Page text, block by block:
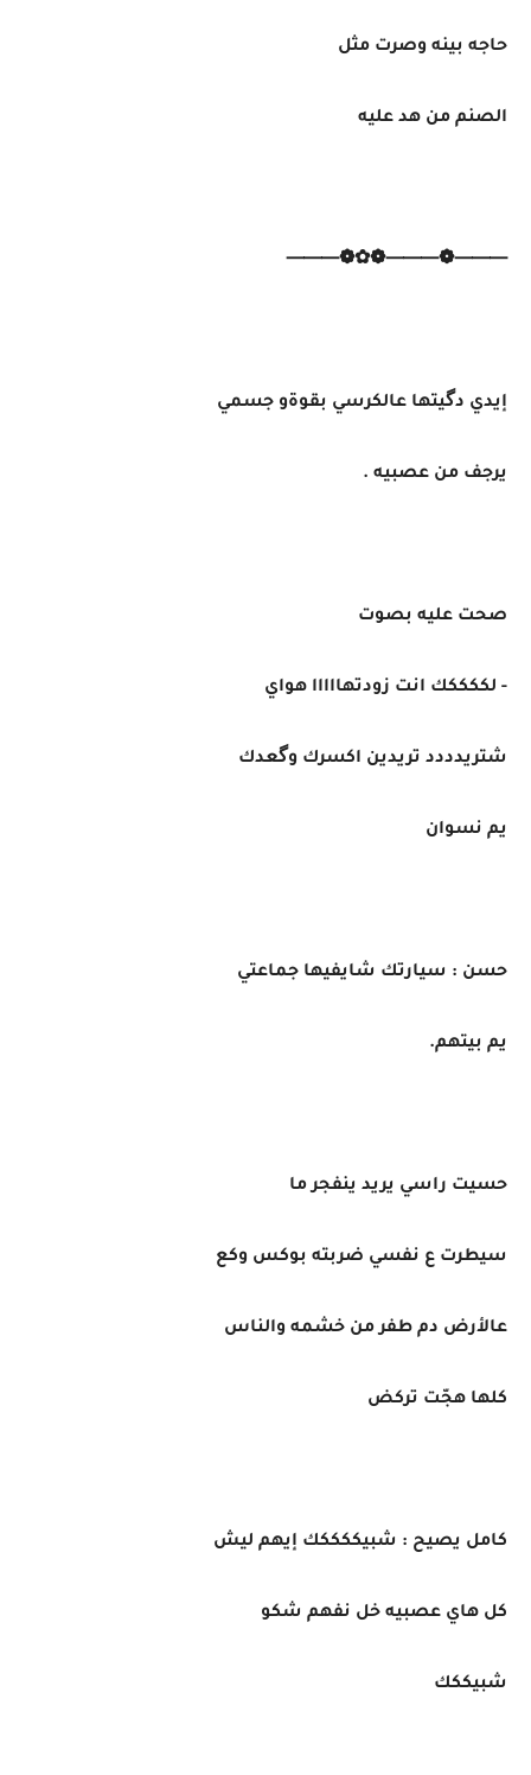
حاجه بينه وصرت مثل
الصنم من هد عليه
⸻❁⸻❁✿❁⸻
إيدي دگيتها عالكرسي بقوةو جسمي
يرجف من عصبيه .
صحت عليه بصوت
- لككككك انت زودتهااااا هواي
شتريدددد تريدين اكسرك وگعدك
يم نسوان
حسن : سيارتك شايفيها جماعتي
يم بيتهم.
حسيت راسي يريد ينفجر ما
سيطرت ع نفسي ضربته بوكس وكع
عالأرض دم طفر من خشمه والناس
كلها هجّت تركض
كامل يصيح : شبيككككك إيهم ليش
كل هاي عصبيه خل نفهم شكو
شبيككك